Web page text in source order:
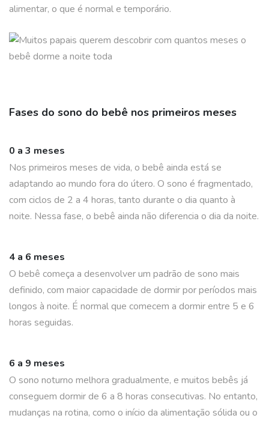
alimentar, o que é normal e temporário.
Fases do sono do bebê nos primeiros meses
0 a 3 meses
Nos primeiros meses de vida, o bebê ainda está se
adaptando ao mundo fora do útero. O sono é fragmentado,
com ciclos de 2 a 4 horas, tanto durante o dia quanto à
noite. Nessa fase, o bebê ainda não diferencia o dia da noite.
4 a 6 meses
O bebê começa a desenvolver um padrão de sono mais
definido, com maior capacidade de dormir por períodos mais
longos à noite. É normal que comecem a dormir entre 5 e 6
horas seguidas.
6 a 9 meses
O sono noturno melhora gradualmente, e muitos bebês já
conseguem dormir de 6 a 8 horas consecutivas. No entanto,
mudanças na rotina, como o início da alimentação sólida ou o